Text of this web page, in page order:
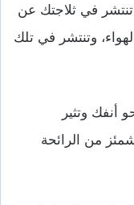
تنتشر في ثلاجتك عن
وتنتشر في تلك
أنفك وتثير
من الرائحة